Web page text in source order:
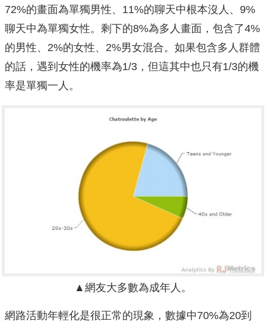
72%的畫面為單獨男性、11%的聊天中根本沒人、9%
聊天中為單獨女性。剩下的8%為多人畫面，包含了4%
的男性、2%的女性、2%男女混合。如果包含多人群體
的話，遇到女性的機率為1/3，但這其中也只有1/3的機
率是單獨一人。
▲網友大多數為成年人。
網路活動年輕化是很正常的現象，數據中70%為20到